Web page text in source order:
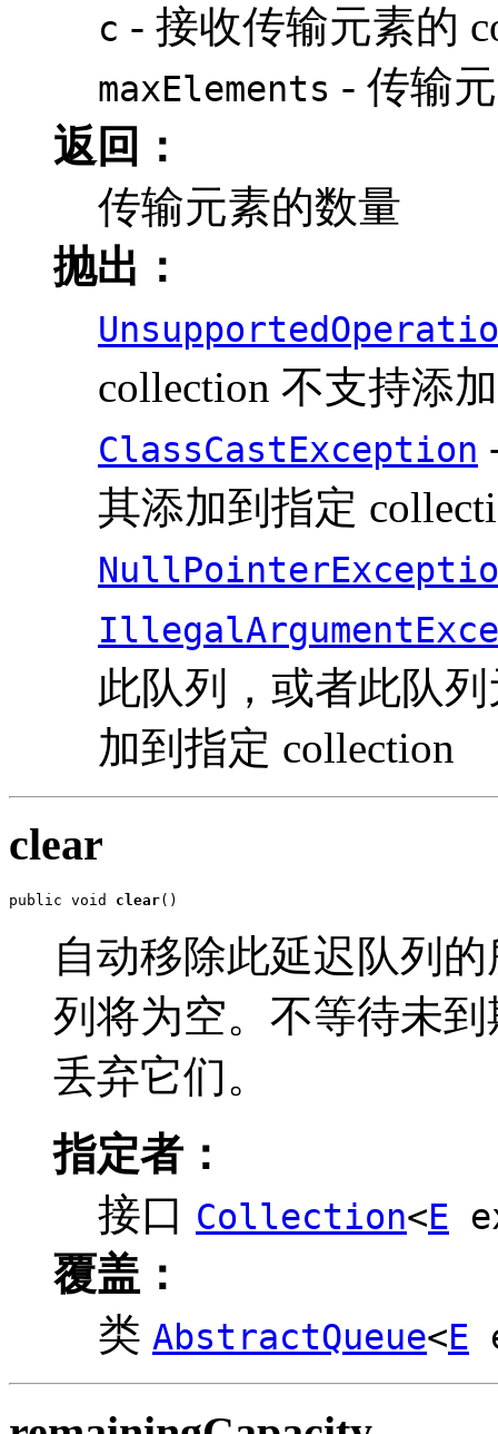
c - 接收传输元素的
maxElements - 传输
返回：
传输元素的数量
抛出：
collection 不支持添
ClassCastException
其添加到指定
此队列，或者此队
加到指定 collection
clear
public void clear()
自动移除此延迟队列
列将为空。不等待未
丢弃它们。
指定者：
接口 Collection<E
覆盖：
类 AbstractQueue<E